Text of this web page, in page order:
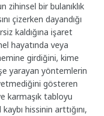
zihinsel bir bulanıklık
çizerken dayandığı
kaldığına işaret
hayatında veya
girdiğini, kime
yarayan yöntemlerin
gösteren
karmaşık tabloyu
hissinin arttığını,